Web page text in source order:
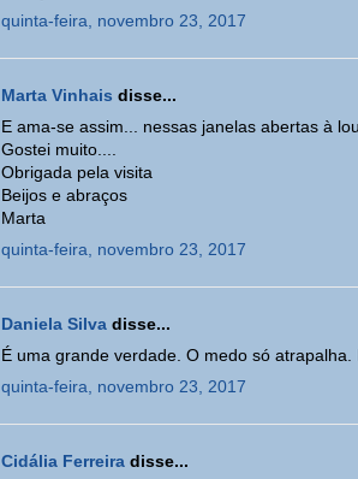
quinta-feira, novembro 23, 2017
Marta Vinhais disse...
E ama-se assim... nessas janelas abertas à
Gostei muito....
Obrigada pela visita
Beijos e abraços
Marta
quinta-feira, novembro 23, 2017
Daniela Silva disse...
É uma grande verdade. O medo só atrapalha.
quinta-feira, novembro 23, 2017
Cidália Ferreira disse...